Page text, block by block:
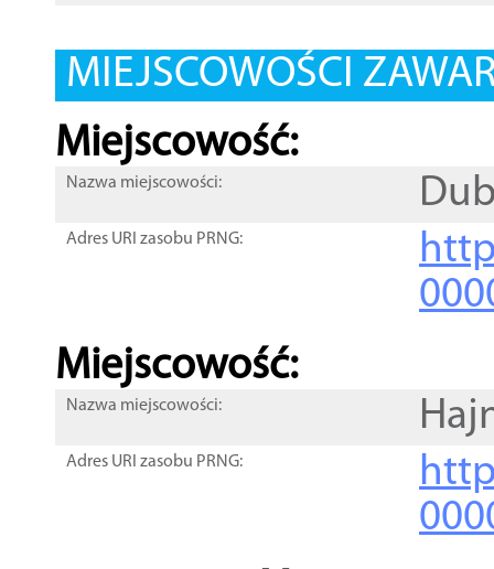
MIEJSCOWOŚCI
Miejscowość:
Nazwa miejscowości:
Adres URI zasobu PRNG:
Miejscowość:
Nazwa miejscowości:
Adres URI zasobu PRNG: